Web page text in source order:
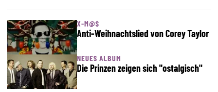
X-M@$
Anti-Weihnachtslied von Corey Taylor
NEUES ALBUM
Die Prinzen zeigen sich "ostalgisch"